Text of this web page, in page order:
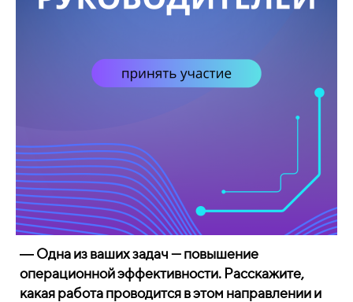
― Одна из ваших задач — повышение
операционной эффективности. Расскажите,
какая работа проводится в этом направлении и